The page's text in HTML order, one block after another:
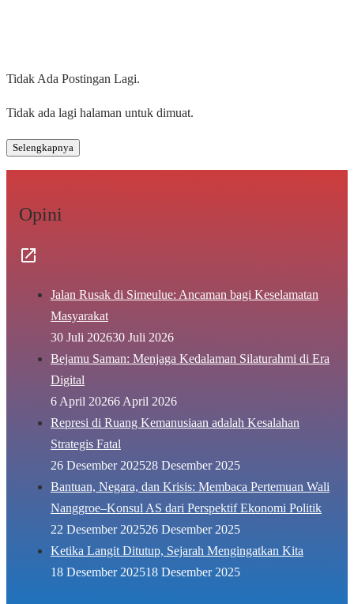
Tidak Ada Postingan Lagi.
Tidak ada lagi halaman untuk dimuat.
Selengkapnya
Opini
Jalan Rusak di Simeulue: Ancaman bagi Keselamatan
Masyarakat
30 Juli 202630 Juli 2026
Bejamu Saman: Menjaga Kedalaman Silaturahmi di Era
Digital
6 April 20266 April 2026
Represi di Ruang Kemanusiaan adalah Kesalahan
Strategis Fatal
26 Desember 202528 Desember 2025
Bantuan, Negara, dan Krisis: Membaca Pertemuan Wali
Nanggroe–Konsul AS dari Perspektif Ekonomi Politik
22 Desember 202526 Desember 2025
Ketika Langit Ditutup, Sejarah Mengingatkan Kita
18 Desember 202518 Desember 2025